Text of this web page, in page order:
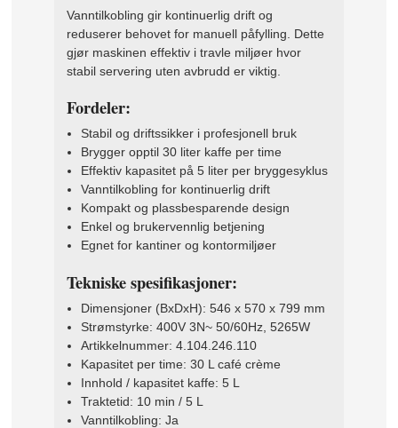
Vanntilkobling gir kontinuerlig drift og
reduserer behovet for manuell påfylling. Dette
gjør maskinen effektiv i travle miljøer hvor
stabil servering uten avbrudd er viktig.
Fordeler:
Stabil og driftssikker i profesjonell bruk
Brygger opptil 30 liter kaffe per time
Effektiv kapasitet på 5 liter per bryggesyklus
Vanntilkobling for kontinuerlig drift
Kompakt og plassbesparende design
Enkel og brukervennlig betjening
Egnet for kantiner og kontormiljøer
Tekniske spesifikasjoner:
Dimensjoner (BxDxH): 546 x 570 x 799 mm
Strømstyrke: 400V 3N~ 50/60Hz, 5265W
Artikkelnummer: 4.104.246.110
Kapasitet per time: 30 L café crème
Innhold / kapasitet kaffe: 5 L
Traktetid: 10 min / 5 L
Vanntilkobling: Ja